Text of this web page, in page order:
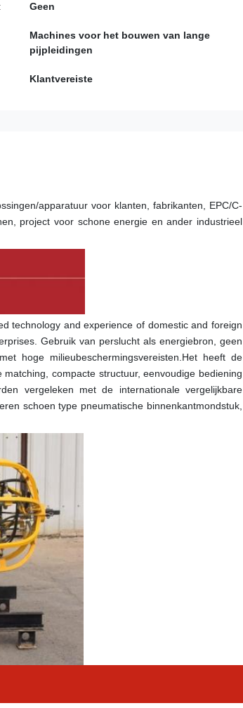
Geen
Machines voor het bouwen van lange
pijpleidingen
Klantvereiste
apparatuur voor klanten, fabrikanten, EPC/C-
project voor schone energie en ander industrieel
technology and experience of domestic and foreign
Gebruik van perslucht als energiebron, geen
hoge milieubeschermingsvereisten.Het heeft de
compacte structuur, eenvoudige bediening
vergeleken met de internationale vergelijkbare
schoen type pneumatische binnenkantmondstuk